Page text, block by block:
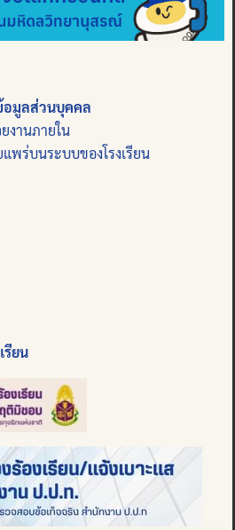
อมูลส่วนบุคคล
งานภายใน
พร่บนระบบของโรงเรียน
รียน